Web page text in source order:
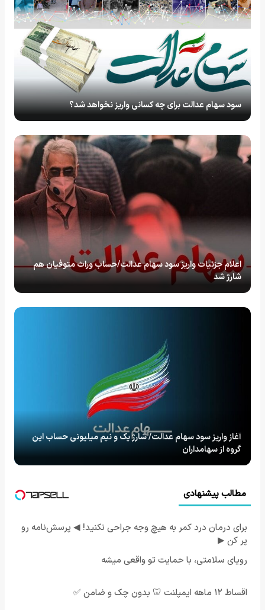
سود سهام عدالت برای چه کسانی واریز نخواهد شد؟
اعلام جزئیات واریز سود سهام عدالت/حساب وراث متوفیان هم
شارژ شد
آغاز واریز سود سهام عدالت/ شارژ یک و نیم میلیونی حساب این
گروه از سهامداران
مطالب پیشنهادی
برای درمان درد کمر به هیچ وجه جراحی نکنید! ◀ پرسش‌نامه رو
پر کن ▶
رویای سلامتی، با حمایت تو واقعی میشه
اقساط ۱۲ ماهه ایمپلنت 🦷 بدون چک و ضامن ✅